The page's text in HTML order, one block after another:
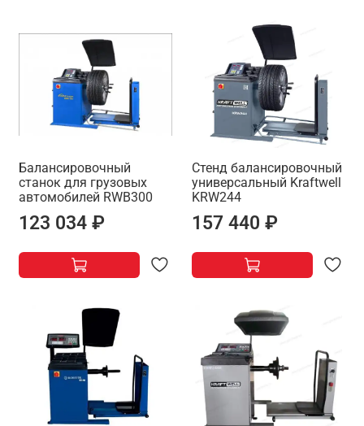
Балансировочный
станок для грузовых
автомобилей RWB300
123 034 ₽
Стенд балансировочный
универсальный Kraftwell
KRW244
157 440 ₽